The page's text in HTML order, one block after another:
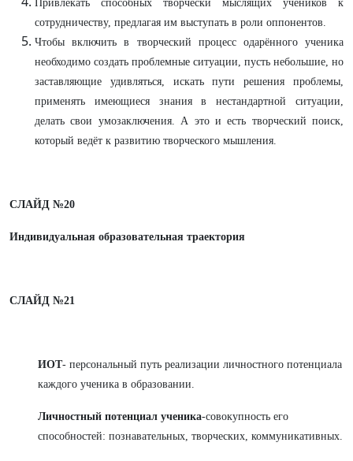
Привлекать способных творчески мыслящих учеников к
сотрудничеству, предлагая им выступать в роли оппонентов.
Чтобы включить в творческий процесс одарённого ученика
необходимо создать проблемные ситуации, пусть небольшие, но
заставляющие удивляться, искать пути решения проблемы,
применять имеющиеся знания в нестандартной ситуации,
делать свои умозаключения. А это и есть творческий поиск,
который ведёт к развитию творческого мышления.
СЛАЙД №20
Индивидуальная образовательная траектория
СЛАЙД №21
ИОТ- персональный путь реализации личностного потенциала
каждого ученика в образовании.
Личностный потенциал ученика-совокупность его
способностей: познавательных, творческих, коммуникативных.